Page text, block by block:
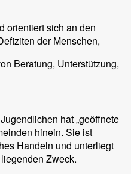
orientiert sich an den
der Menschen,
Beratung, Unterstützung,
hat „geöffnete
hinein. Sie ist
Handeln und unterliegt
Zweck.